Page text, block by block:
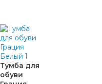
Тумба для
обуви